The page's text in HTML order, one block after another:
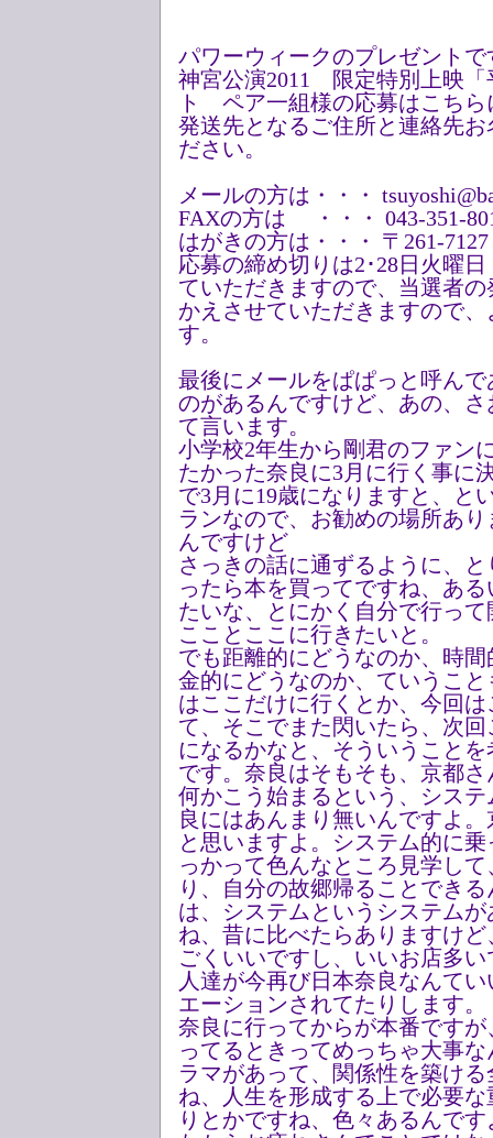
パワーウィークのプレゼント
神宮公演2011 限定特別上映「
ト ペア一組様の応募はこちら
発送先となるご住所と連絡先
ださい。
メールの方は・・・
FAXの方は ・・・ 043-351-
はがきの方は・・・ 〒261-
応募の締め切りは2･28日火曜
ていただきますので、当選者
かえさせていただきますので
す。
最後にメールをぱぱっと呼ん
のがあるんですけど、あの、
て言います。
小学校2年生から剛君のファン
たかった奈良に3月に行く事に
で3月に19歳になりますと、と
ランなので、お勧めの場所あ
んですけど
さっきの話に通ずるように、
ったら本を買ってですね、あ
たいな、とにかく自分で行っ
こことここに行きたいと。
でも距離的にどうなのか、時
金的にどうなのか、ていうこ
はここだけに行くとか、今回
て、そこでまた閃いたら、次
になるかなと、そういうこと
です。奈良はそもそも、京都
何かこう始まるという、シス
良にはあんまり無いんですよ
と思いますよ。システム的に
っかって色んなところ見学し
り、自分の故郷帰ることでき
は、システムというシステム
ね、昔に比べたらありますけ
ごくいいですし、いいお店多
人達が今再び日本奈良なんて
エーションされてたりします。
奈良に行ってからが本番です
ってるときってめっちゃ大事
ラマがあって、関係性を築け
ね、人生を形成する上で必要
りとかですね、色々あるんで